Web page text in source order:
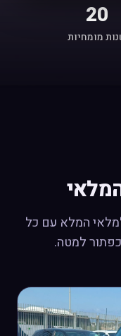
20
מומחיות
המלא עם כל
למטה.